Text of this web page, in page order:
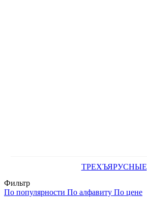
ТРЕХЪЯРУСНЫЕ
Фильтр
По популярности По алфавиту По цене